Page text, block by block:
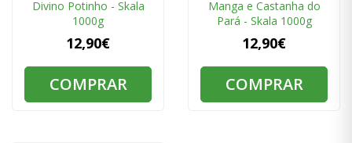
Divino Potinho - Skala
1000g
12,90€
COMPRAR
Manga e Castanha do
Pará - Skala 1000g
12,90€
COMPRAR